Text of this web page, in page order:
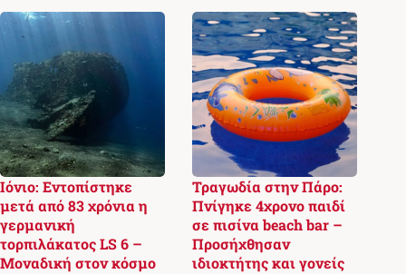
Ιόνιο: Εντοπίστηκε
μετά από 83 χρόνια η
γερμανική
τορπιλάκατος LS 6 –
Μοναδική στον κόσμο
Τραγωδία στην Πάρο:
Πνίγηκε 4χρονο παιδί
σε πισίνα beach bar –
Προσήχθησαν
ιδιοκτήτης και γονείς